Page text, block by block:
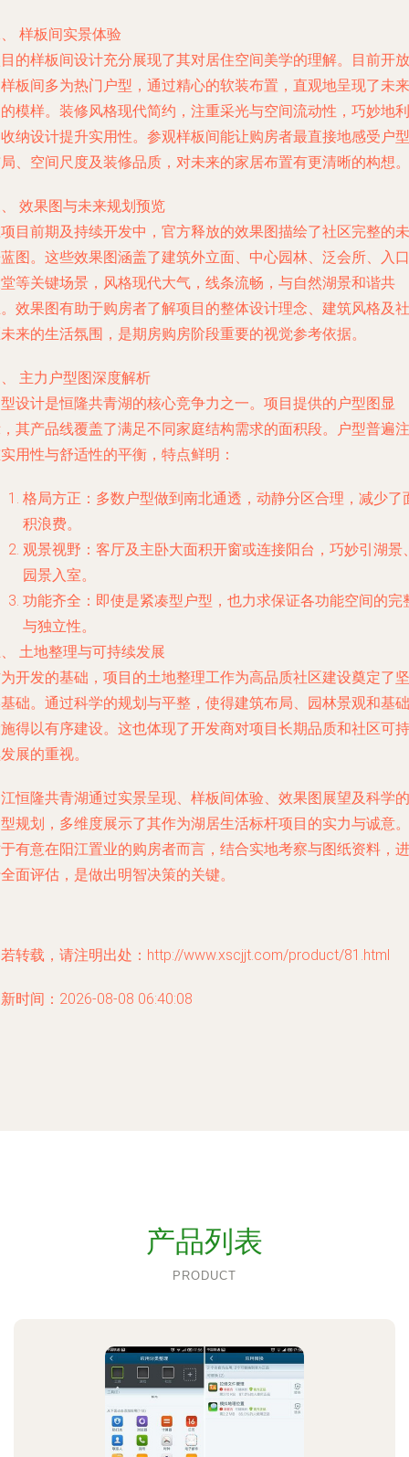
样板间实景体验
的样板间设计充分展现了其对居住空间美学的理解。目前开放
板间多为热门户型，通过精心的软装布置，直观地呈现了未来
模样。装修风格现代简约，注重采光与空间流动性，巧妙地利
纳设计提升实用性。参观样板间能让购房者最直接地感受户型
、空间尺度及装修品质，对未来的家居布置有更清晰的构想。
效果图与未来规划预览
目前期及持续开发中，官方释放的效果图描绘了社区完整的未
图。这些效果图涵盖了建筑外立面、中心园林、泛会所、入口
等关键场景，风格现代大气，线条流畅，与自然湖景和谐共
效果图有助于购房者了解项目的整体设计理念、建筑风格及社
来的生活氛围，是期房购房阶段重要的视觉参考依据。
主力户型图深度解析
设计是恒隆共青湖的核心竞争力之一。项目提供的户型图显
其产品线覆盖了满足不同家庭结构需求的面积段。户型普遍注
用性与舒适性的平衡，特点鲜明：
格局方正：多数户型做到南北通透，动静分区合理，减少了
积浪费。
观景视野：客厅及主卧大面积开窗或连接阳台，巧妙引湖景
园景入室。
功能齐全：即使是紧凑型户型，也力求保证各功能空间的完
与独立性。
土地整理与可持续发展
开发的基础，项目的土地整理工作为高品质社区建设奠定了坚
础。通过科学的规划与平整，使得建筑布局、园林景观和基础
得以有序建设。这也体现了开发商对项目长期品质和社区可持
展的重视。
恒隆共青湖通过实景呈现、样板间体验、效果图展望及科学的
规划，多维度展示了其作为湖居生活标杆项目的实力与诚意。
有意在阳江置业的购房者而言，结合实地考察与图纸资料，进
面评估，是做出明智决策的关键。
转载，请注明出处：http://www.xscjjt.com/product/81.html
时间：2026-08-08 06:40:08
产品列表
PRODUCT